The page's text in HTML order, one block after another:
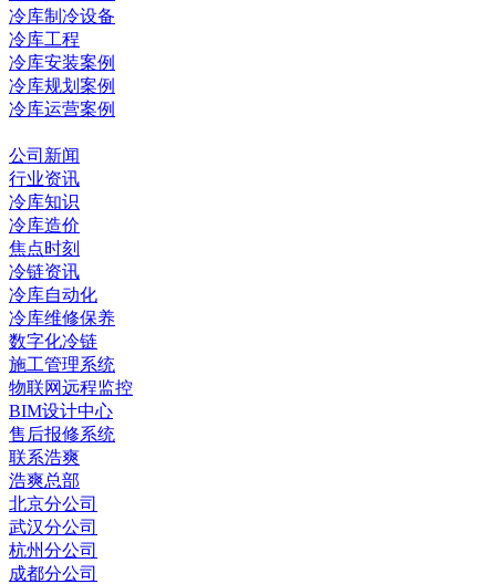
冷库制冷设备
冷库工程
冷库安装案例
冷库规划案例
冷库运营案例
公司新闻
行业资讯
冷库知识
冷库造价
焦点时刻
冷链资讯
冷库自动化
冷库维修保养
数字化冷链
施工管理系统
物联网远程监控
BIM设计中心
售后报修系统
联系浩爽
浩爽总部
北京分公司
武汉分公司
杭州分公司
成都分公司